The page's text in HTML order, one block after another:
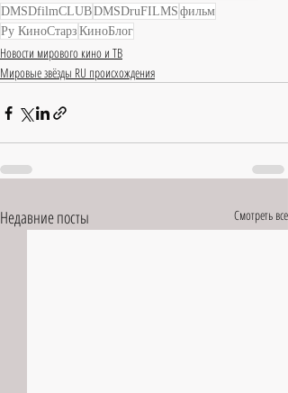
DMSDfilmCLUBDMSDruFILMS фильм
Ру КиноСтарз КиноБлог
Новости мирового кино и ТВ
Мировые звёзды RU происхождения
Недавние посты Смотреть все